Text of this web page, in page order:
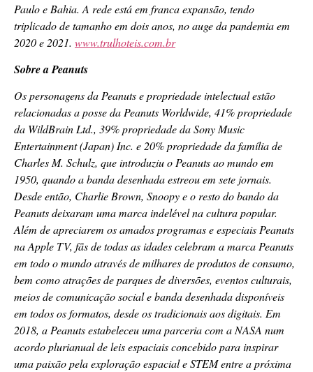
Paulo e Bahia. A rede está em franca expansão, tendo
triplicado de tamanho em dois anos, no auge da pandemia em
2020 e 2021. www.trulhoteis.com.br
Sobre a Peanuts
Os personagens da Peanuts e propriedade intelectual estão
relacionadas a posse da Peanuts Worldwide, 41% propriedade
da WildBrain Ltd., 39% propriedade da Sony Music
Entertainment (Japan) Inc. e 20% propriedade da família de
Charles M. Schulz, que introduziu o Peanuts ao mundo em
1950, quando a banda desenhada estreou em sete jornais.
Desde então, Charlie Brown, Snoopy e o resto do bando da
Peanuts deixaram uma marca indelével na cultura popular.
Além de apreciarem os amados programas e especiais Peanuts
na Apple TV, fãs de todas as idades celebram a marca Peanuts
em todo o mundo através de milhares de produtos de consumo,
bem como atrações de parques de diversões, eventos culturais,
meios de comunicação social e banda desenhada disponíveis
em todos os formatos, desde os tradicionais aos digitais. Em
2018, a Peanuts estabeleceu uma parceria com a NASA num
acordo plurianual de leis espaciais concebido para inspirar
uma paixão pela exploração espacial e STEM entre a próxima